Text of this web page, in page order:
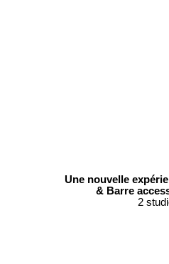
Une nouvelle
& Barre
2